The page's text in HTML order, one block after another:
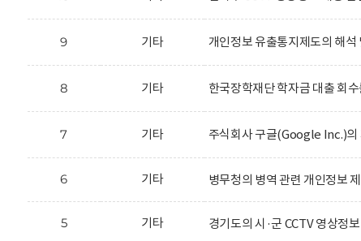
9 기타 개인정보 유출통지제도의 해석
8 기타 한국장학재단 학자금 대출 회
7 기타 주식회사 구글(Google Inc.)의
6 기타 병무청의 병역 관련 개인정보
5 기타 경기도의 시·군 CCTV 영상정